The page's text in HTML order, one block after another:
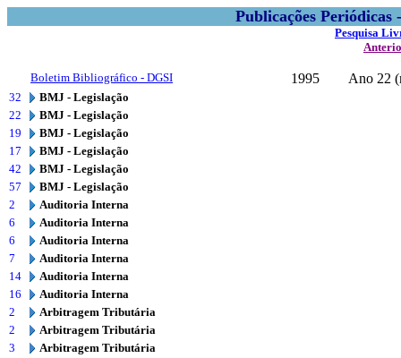
Publicações
Pesquisa
Boletim Bibliográfico - DGSI 1995 Ano 22
32
BMJ - Legislação
22
BMJ - Legislação
19
BMJ - Legislação
17
BMJ - Legislação
42
BMJ - Legislação
57
BMJ - Legislação
2
Auditoria Interna
6
Auditoria Interna
6
Auditoria Interna
7
Auditoria Interna
14
Auditoria Interna
16
Auditoria Interna
2
Arbitragem Tributária
2
Arbitragem Tributária
3
Arbitragem Tributária